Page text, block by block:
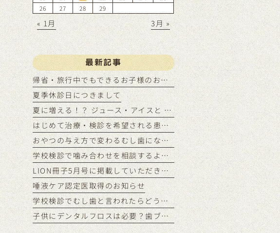
26
27 28 29
« 1月 3月 »
最新記事
帰省・旅行中でもできるお子様のお口ケアの工夫
夏季休診日につきまして
夏に増える！？ ジュース・アイスと むし歯リスクの関係
はじめて治療・検診を希望される患者様のご予約状況につきまして
おやつの与え方で変わるむし歯になりにくい間食習慣
学校検診で噛み合わせを相談するようにいわれたら？
LION冊子5月号に掲載していただきました
唾液ケア認定医取得のお知らせ
学校検診でむし歯と言われたらどうする？
子供にデンタルフロスは必要？歯ブラシだけでは足りない理由